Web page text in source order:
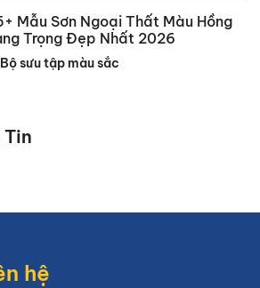
Mẫu Sơn Ngoại Thất Màu Hồng
Trọng Đẹp Nhất 2026
Bộ sưu tập màu sắc
hệ